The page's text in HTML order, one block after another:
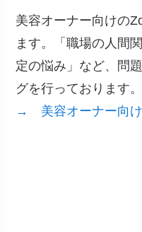
美容オーナー向けの
ます。「職場の人間
定の悩み」など、問
グを行っております。
→ 美容オーナー向け